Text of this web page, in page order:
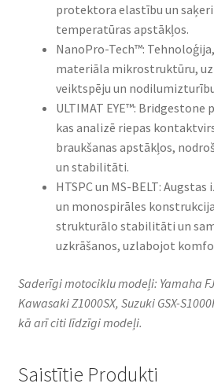
protektora elastību un saķeri
temperatūras apstākļos.​
NanoPro-Tech™:
materiāla mikrostruktūru,
veiktspēju un
ULTIMAT EYE™:
kas analizē riepas
braukšanas apstākļos,
un stabilitāti.​
HTSPC un MS-BELT:
un monospirāles
strukturālo stabilitāti un
uzkrāšanos, uzlabojot
Saderīgi motociklu modeļi: Yamaha
Kawasaki Z1000SX, Suzuki GSX-
kā arī citi līdzīgi modeļi.
Saistītie Produkti